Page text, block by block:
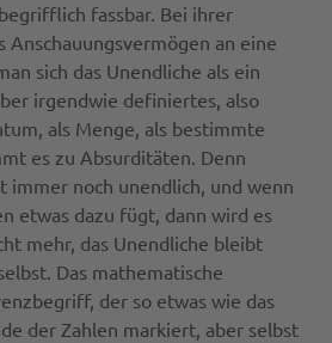
fassbar. Bei ihrer
Anschauungsvermögen an eine
sich das Unendliche als ein
irgendwie definiertes, also
als Menge, als bestimmte
es zu Absurditäten. Denn
immer noch unendlich, und wenn
etwas dazu fügt, dann wird es
mehr, das Unendliche bleibt
Das mathematische
der so etwas wie das
der Zahlen markiert, aber selbst